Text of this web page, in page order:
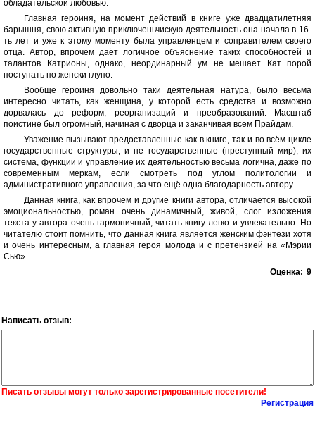
обладательской любовью.
Главная героиня, на момент действий в книге уже двадцатилетняя
барышня, свою активную приключеньчискую деятельность она начала в 16-
ть лет и уже к этому моменту была управленцем и соправителем своего
отца. Автор, впрочем даёт логичное объяснение таких способностей и
талантов Катрионы, однако, неординарный ум не мешает Кат порой
поступать по женски глупо.
Вообще героиня довольно таки деятельная натура, было весьма
интересно читать, как женщина, у которой есть средства и возможно
дорвалась до реформ, реорганизаций и преобразований. Масштаб
поистине был огромный, начиная с дворца и заканчивая всем Прайдам.
Уважение вызывают предоставленные как в книге, так и во всём цикле
государственные структуры, и не государственные (преступный мир), их
система, функции и управление их деятельностью весьма логична, даже по
современным меркам, если смотреть под углом политологии и
административного управления, за что ещё одна благодарность автору.
Данная книга, как впрочем и другие книги автора, отличается высокой
эмоциональностью, роман очень динамичный, живой, слог изложения
текста у автора очень гармоничный, читать книгу легко и увлекательно. Но
читателю стоит помнить, что данная книга является женским фэнтези хотя
и очень интересным, а главная героя молода и с претензией на «Мэрии
Сью».
Оценка: 9
Написать отзыв:
Писать отзывы могут только зарегистрированные посетители!
Регистрация